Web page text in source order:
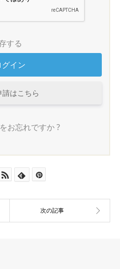
する
請はこちら
お忘れですか ?